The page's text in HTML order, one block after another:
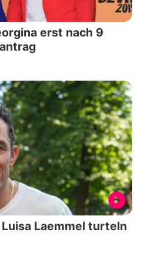
erst nach 9
Laemmel turteln